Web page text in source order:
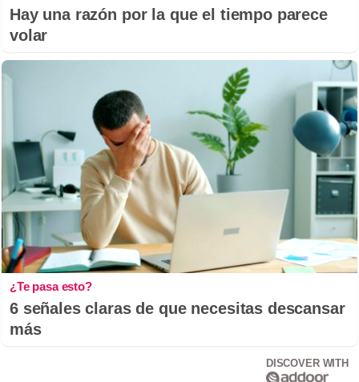
Hay una razón por la que el tiempo parece
volar
¿Te pasa esto?
6 señales claras de que necesitas descansar
más
DISCOVER WITH